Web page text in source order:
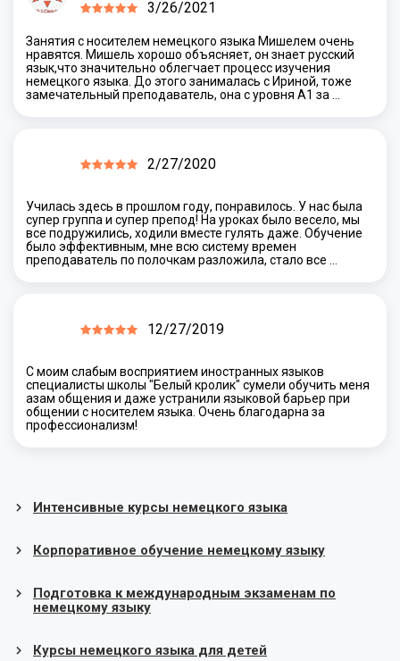
3/26/2021
Занятия с носителем немецкого языка Мишелем очень
нравятся. Мишель хорошо объясняет, он знает русский
язык,что значительно облегчает процесс изучения
немецкого языка. До этого занималась с Ириной, тоже
замечательный преподаватель, она с уровня А1 за …
2/27/2020
Училась здесь в прошлом году, понравилось. У нас была
супер группа и супер препод! На уроках было весело, мы
все подружились, ходили вместе гулять даже. Обучение
было эффективным, мне всю систему времен
преподаватель по полочкам разложила, стало все …
12/27/2019
С моим слабым восприятием иностранных языков
специалисты школы "Белый кролик" сумели обучить меня
азам общения и даже устранили языковой барьер при
общении с носителем языка. Очень благодарна за
профессионализм!
Интенсивные курсы немецкого языка
Корпоративное обучение немецкому языку
Подготовка к международным экзаменам по
немецкому языку
Курсы немецкого языка для детей